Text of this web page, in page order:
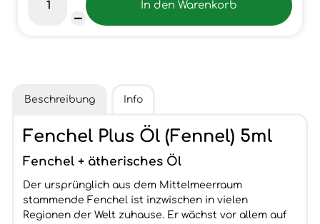
Beschreibung Info
Fenchel Plus Öl (Fennel) 5ml
Fenchel + ätherisches Öl
Der ursprünglich aus dem Mittelmeerraum
stammende Fenchel ist inzwischen in vielen
Regionen der Welt zuhause. Er wächst vor allem auf